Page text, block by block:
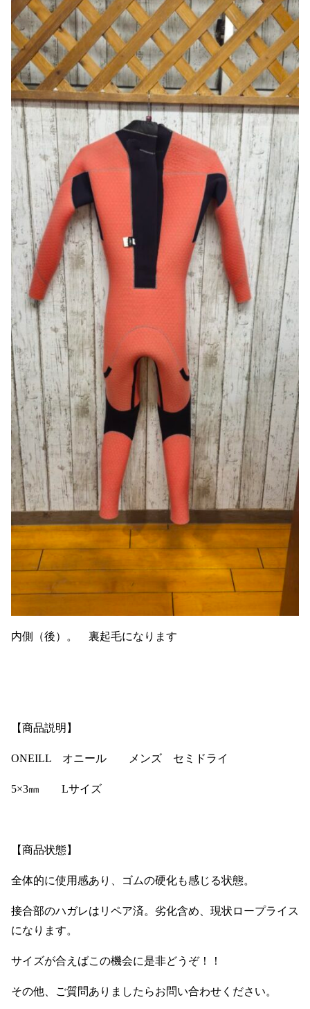
内側（後）。 裏起毛になります
【商品説明】
ONEILL オニール メンズ セミドライ
5×3㎜ Lサイズ
【商品状態】
全体的に使用感あり、ゴムの硬化も感じる状態。
接合部のハガレはリペア済。劣化含め、現状ロープライス
になります。
サイズが合えばこの機会に是非どうぞ！！
その他、ご質問ありましたらお問い合わせください。